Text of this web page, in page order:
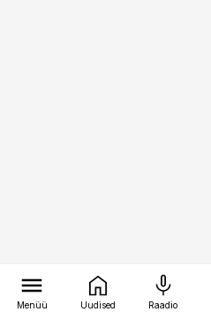
Menüü Uudised Raadio